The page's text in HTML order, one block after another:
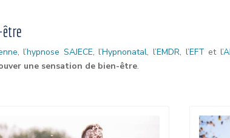
, l’hypnose SAJECE, l’Hypnonatal, l’EMDR, l’EFT et l’
une sensation de bien-être.